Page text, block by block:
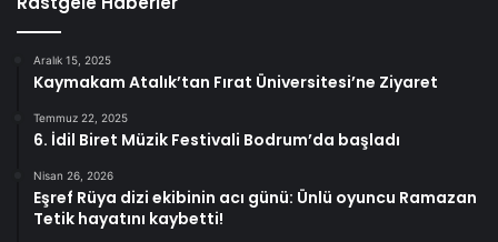
Aralık 15, 2025
Kaymakam Atalık’tan Fırat Üniversitesi’ne Ziyaret
Temmuz 22, 2025
6. İdil Biret Müzik Festivali Bodrum’da başladı
Nisan 26, 2026
Eşref Rüya dizi ekibinin acı günü: Ünlü oyuncu Ramazan
Tetik hayatını kaybetti!